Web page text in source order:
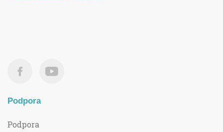
Podpora
Podpora